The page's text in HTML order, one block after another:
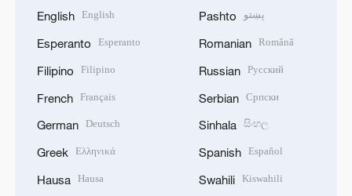
English English
Esperanto Esperanto
Filipino Filipino
French Français
German Deutsch
Greek Ελληνικά
Hausa Hausa
Pashto پښتو
Romanian Română
Russian Русский
Serbian Српски
Sinhala සිංහල
Spanish Español
Swahili Kiswahili